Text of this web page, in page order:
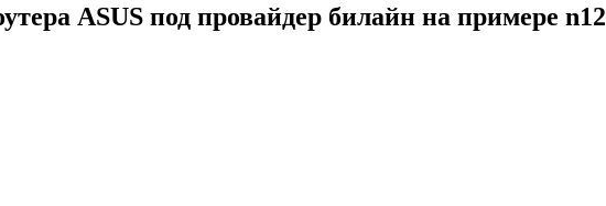
ASUS под провайдер билайн на примере n12